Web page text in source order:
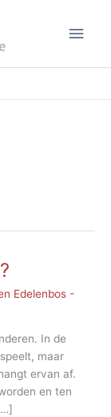
Edelenbos -
In de
maar
ervan af.
en ten